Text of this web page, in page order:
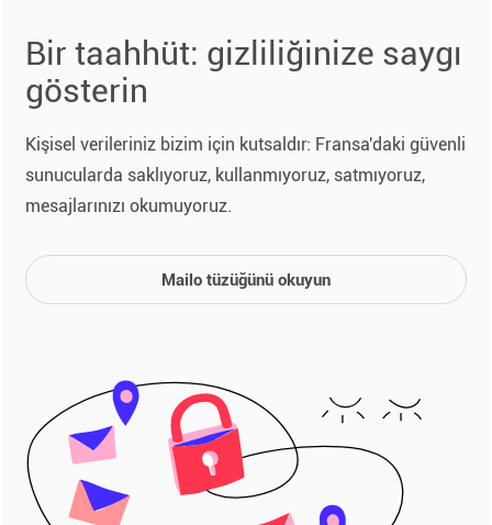
Bir taahhüt: gizliliğinize saygı
gösterin
Kişisel verileriniz bizim için kutsaldır: Fransa'daki güvenli
sunucularda saklıyoruz, kullanmıyoruz, satmıyoruz,
mesajlarınızı okumuyoruz.
Mailo tüzüğünü okuyun